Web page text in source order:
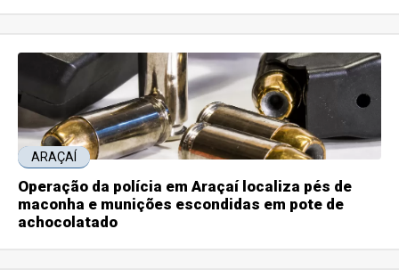
ARAÇAÍ
Operação da polícia em Araçaí localiza pés de
maconha e munições escondidas em pote de
achocolatado